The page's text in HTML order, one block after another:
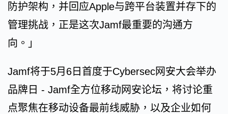
防护架构，并回应Apple与跨平台装置并存下的
管理挑战，正是这次Jamf最重要的沟通方
向。」
Jamf将于5月6日首度于Cybersec网安大会举办
品牌日 - Jamf全方位移动网安论坛，将讨论重
点聚焦在移动设备最前线威胁，以及企业如何